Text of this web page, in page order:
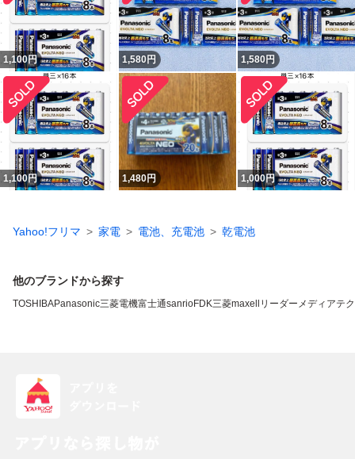
1,100円 1,580円 1,580円
1,100円 1,480円 1,000円
Yahoo!フリマ 家電 電池、充電池 乾電池
他のブランドから探す
TOSHIBAPanasonic三菱電機富士通sanrioFDK三菱maxell リーダーメディアテ